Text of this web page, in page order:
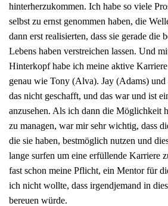
hinterherzukommen. Ich habe so viele
selbst zu ernst genommen haben, die
dann erst realisierten, dass sie gerade die
Lebens haben verstreichen lassen. Und
Hinterkopf habe ich meine aktive
genau wie Tony (Alva). Jay (Adams) und
das nicht geschafft, und das war und ist
anzusehen. Als ich dann die Möglichkeit
zu managen, war mir sehr wichtig, dass
die sie haben, bestmöglich nutzen und
lange surfen um eine erfüllende Karriere
fast schon meine Pflicht, ein Mentor für
ich nicht wollte, dass irgendjemand in
bereuen würde.